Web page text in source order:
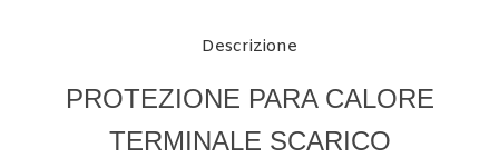
Descrizione
PROTEZIONE PARA CALORE
TERMINALE SCARICO